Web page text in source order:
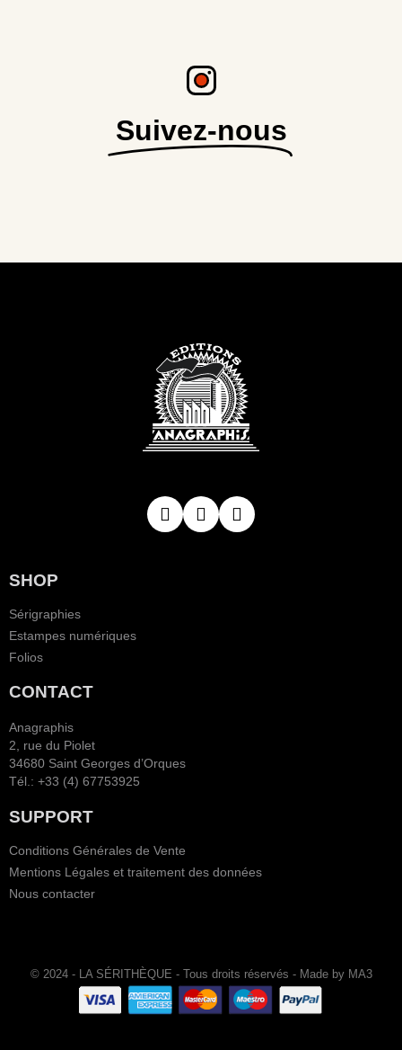
Suivez-nous
SHOP
Sérigraphies
Estampes numériques
Folios
CONTACT
Anagraphis
2, rue du Piolet
34680 Saint Georges d’Orques
Tél.: +33 (4) 67753925
SUPPORT
Conditions Générales de Vente
Mentions Légales et traitement des données
Nous contacter
© 2024 - LA SÉRITHÈQUE - Tous droits réservés - Made by MA3